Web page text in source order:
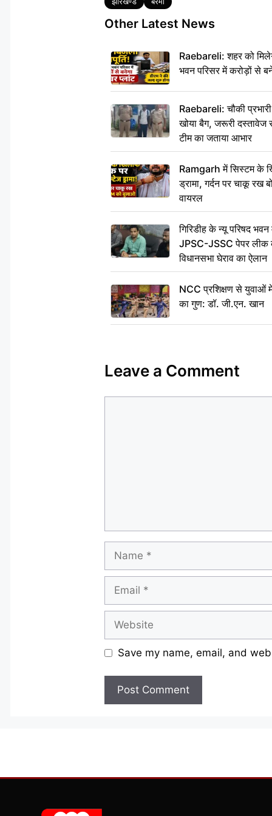
Other Latest News
Raebareli: शहर को
भवन परिसर में करोड़ों से
Raebareli: चौकी
खोया बैग, जरूरी दस्तावेज
टीम का जताया आभार
Ramgarh में सिस्टम के
ड्रामा, गर्दन पर चाकू
वायरल
गिरिडीह के न्यू परिषद
JPSC-JSSC पेपर लीक
विधानसभा घेराव का ऐलान
NCC प्रशिक्षण से युवाओं
का गुण: डॉ. जी.एन. खान
Leave a Comment
Save my name, email, and